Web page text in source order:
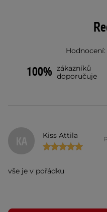
Hodnocení:
100% zákazníků
doporučuje
KA Kiss Attila
vše je v pořádku